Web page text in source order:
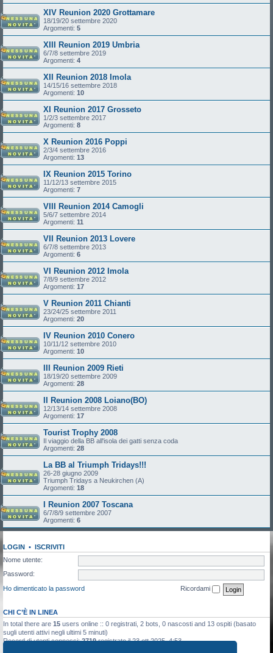
XIV Reunion 2020 Grottamare
18/19/20 settembre 2020
Argomenti: 5
XIII Reunion 2019 Umbria
6/7/8 settembre 2019
Argomenti: 4
XII Reunion 2018 Imola
14/15/16 settembre 2018
Argomenti: 10
XI Reunion 2017 Grosseto
1/2/3 settembre 2017
Argomenti: 8
X Reunion 2016 Poppi
2/3/4 settembre 2016
Argomenti: 13
IX Reunion 2015 Torino
11/12/13 settembre 2015
Argomenti: 7
VIII Reunion 2014 Camogli
5/6/7 settembre 2014
Argomenti: 11
VII Reunion 2013 Lovere
6/7/8 settembre 2013
Argomenti: 6
VI Reunion 2012 Imola
7/8/9 settembre 2012
Argomenti: 17
V Reunion 2011 Chianti
23/24/25 settembre 2011
Argomenti: 20
IV Reunion 2010 Conero
10/11/12 settembre 2010
Argomenti: 10
III Reunion 2009 Rieti
18/19/20 settembre 2009
Argomenti: 28
II Reunion 2008 Loiano(BO)
12/13/14 settembre 2008
Argomenti: 17
Tourist Trophy 2008
Il viaggio della BB all'isola dei gatti senza coda
Argomenti: 28
La BB al Triumph Tridays!!!
26-28 giugno 2009
Triumph Tridays a Neukirchen (A)
Argomenti: 18
I Reunion 2007 Toscana
6/7/8/9 settembre 2007
Argomenti: 6
LOGIN • ISCRIVITI
Nome utente:
Password:
Ho dimenticato la password
Ricordami
CHI C’È IN LINEA
In total there are 15 users online :: 0 registrati, 2 bots, 0 nascosti and 13 ospiti (basato
sugli utenti attivi negli ultimi 5 minuti)
Record di utenti connessi:2719registrato il 23 ott 2025, 4:53